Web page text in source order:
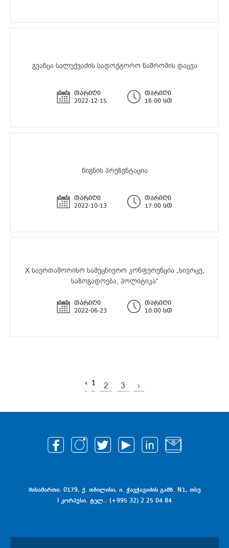
გვანცა სალუქვაძის სადოქტორო ნაშრომის დაცვა
თარიღი
2022-12-15
თარიღი
16:00 სთ
წიგნის პრეზენტაცია
თარიღი
2022-10-13
თარიღი
17:00 სთ
X საერთაშორისო სამეცნიერო კონფერენცია „სივრცე,
საზოგადოება, პოლიტიკა“
თარიღი
2022-06-23
თარიღი
10:00 სთ
‹ 1 2 3 ›
მისამართი: 0179, ქ. თბილისი, ი. ჭავჭავაძის გამზ. N1, თსუ
I კორპუსი. ტელ.: (+995 32) 2 25 04 84